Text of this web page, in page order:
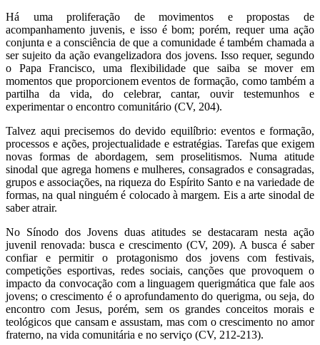
Há uma proliferação de movimentos e propostas de
acompanhamento juvenis, e isso é bom; porém, requer uma ação
conjunta e a consciência de que a comunidade é também chamada a
ser sujeito da ação evangelizadora dos jovens. Isso requer, segundo
o Papa Francisco, uma flexibilidade que saiba se mover em
momentos que proporcionem eventos de formação, como também a
partilha da vida, do celebrar, cantar, ouvir testemunhos e
experimentar o encontro comunitário (CV, 204).
Talvez aqui precisemos do devido equilíbrio: eventos e formação,
processos e ações, projectualidade e estratégias. Tarefas que exigem
novas formas de abordagem, sem proselitismos. Numa atitude
sinodal que agrega homens e mulheres, consagrados e consagradas,
grupos e associações, na riqueza do Espírito Santo e na variedade de
formas, na qual ninguém é colocado à margem. Eis a arte sinodal de
saber atrair.
No Sínodo dos Jovens duas atitudes se destacaram nesta ação
juvenil renovada: busca e crescimento (CV, 209). A busca é saber
confiar e permitir o protagonismo dos jovens com festivais,
competições esportivas, redes sociais, canções que provoquem o
impacto da convocação com a linguagem querigmática que fale aos
jovens; o crescimento é o aprofundamento do querigma, ou seja, do
encontro com Jesus, porém, sem os grandes conceitos morais e
teológicos que cansam e assustam, mas com o crescimento no amor
fraterno, na vida comunitária e no serviço (CV, 212-213).